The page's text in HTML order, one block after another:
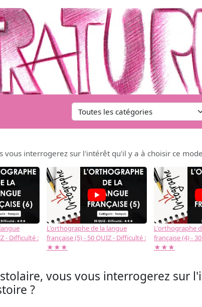
interrogerez sur l'intérêt qu'il y a à choisir ce
- Difficulté :
L'orthographe de la langue
française (5) - 50 QUIZ - Difficulté :
★★★
L'orthographe
française (4) -
★★★
vous vous interrogerez sur
?